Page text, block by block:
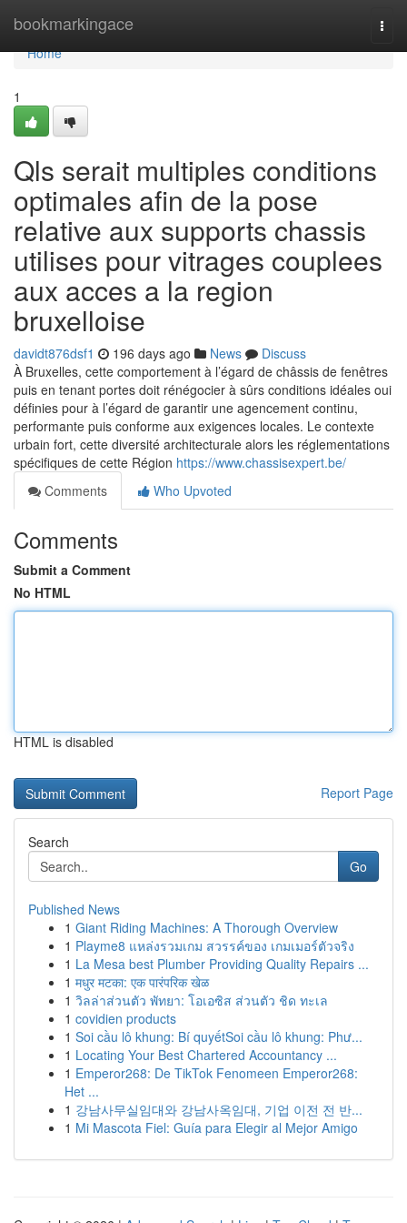
bookmarkingace
Home
Home
1
Qls serait multiples conditions
optimales afin de la pose
relative aux supports chassis
utilises pour vitrages couplees
aux acces a la region
bruxelloise
davidt876dsf1 196 days ago News
Discuss
À Bruxelles, cette comportement à l’égard de châssis de fenêtres
puis en tenant portes doit rénégocier à sûrs conditions idéales oui
définies pour à l’égard de garantir une agencement continu,
performante puis conforme aux exigences locales. Le contexte
urbain fort, cette diversité architecturale alors les réglementations
spécifiques de cette Région https://www.chassisexpert.be/
Comments
Who Upvoted
Comments
Submit a Comment
No HTML
HTML is disabled
Report Page
Search
Go
Published News
1 Giant Riding Machines: A Thorough Overview
1 Playme8 แหล่งรวมเกม สวรรค์ของ เกมเมอร์ตัวจริง
1 La Mesa best Plumber Providing Quality Repairs ...
1 मधुर मटका: एक पारंपरिक खेळ
1 วิลล่าส่วนตัว พัทยา: โอเอซิส ส่วนตัว ชิด ทะเล
1 covidien products
1 Soi cầu lô khung: Bí quyếtSoi cầu lô khung: Phư...
1 Locating Your Best Chartered Accountancy ...
1 Emperor268: De TikTok Fenomeen Emperor268:
Het ...
1 강남사무실임대와 강남사옥임대, 기업 이전 전 반...
1 Mi Mascota Fiel: Guía para Elegir al Mejor Amigo